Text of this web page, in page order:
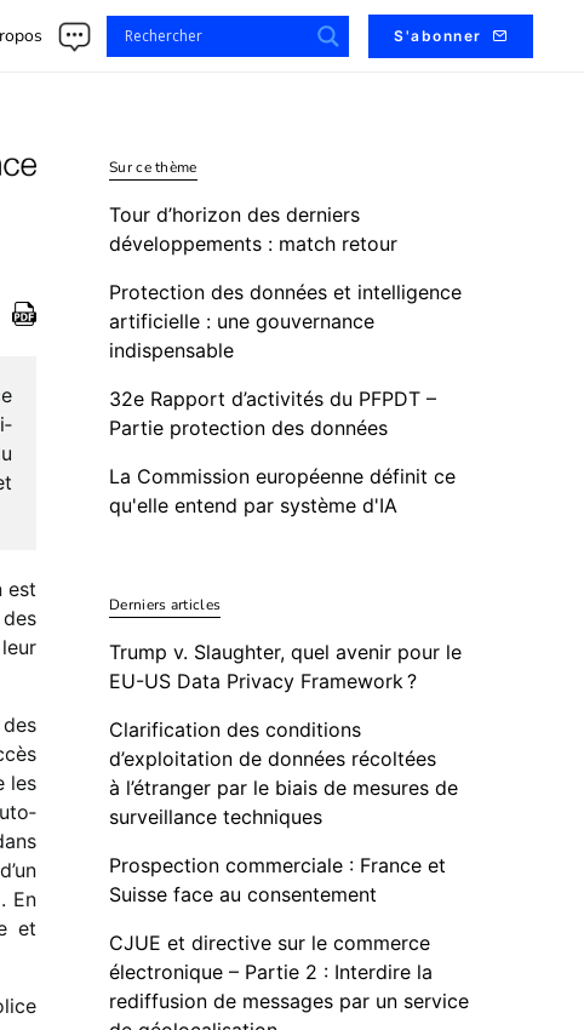
S'abonner
est
les
En
et
Sur ce thème
Tour d’horizon des derniers
développements : match retour
Protection des données et intelligence
artificielle : une gouvernance
indispensable
32e Rapport d’activités du PFPDT –
Partie protection des données
La Commission européenne définit ce
qu'elle entend par système d'IA
Derniers articles
Trump v. Slaughter, quel avenir pour le
EU-US Data Privacy Framework ?
Clarification des conditions
d’exploitation de données récoltées
à l’étranger par le biais de mesures de
surveillance techniques
Prospection commerciale : France et
Suisse face au consentement
CJUE et directive sur le commerce
électronique – Partie 2 : Interdire la
rediffusion de messages par un service